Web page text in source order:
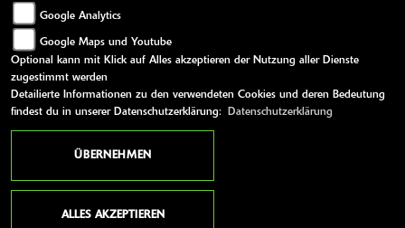
Donnerstag:
Freitag:
09:30 - 12:30 und 14:00 - 18:00
Samstag:
Sonntag:
geschlossen
WEITERE LINKS
Google Analytics
Google Maps und Youtube
Optional kann mit Klick auf Alles akzeptieren der Nutzung aller Dienste
zugestimmt werden
Detailierte Informationen zu den verwendeten Cookies und deren Bedeutung
findest du in unserer Datenschutzerklärung:
Datenschutzerklärung
ÜBERNEHMEN
ALLES AKZEPTIEREN